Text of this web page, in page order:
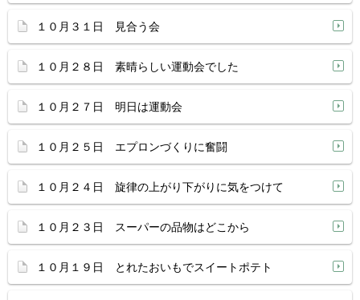
１０月３１日 見合う会
１０月２８日 素晴らしい運動会でした
１０月２７日 明日は運動会
１０月２５日 エプロンづくりに奮闘
１０月２４日 旋律の上がり下がりに気をつけて
１０月２３日 スーパーの品物はどこから
１０月１９日 とれたおいもでスイートポテト